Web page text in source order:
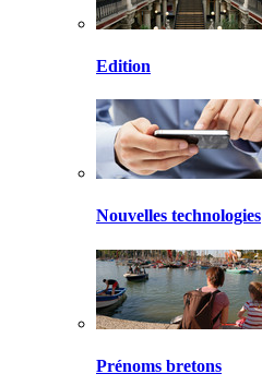
Edition
Nouvelles technologies
Prénoms bretons